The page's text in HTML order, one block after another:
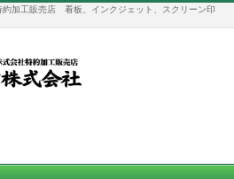
加工販売店 看板、インクジェット、スクリーン印